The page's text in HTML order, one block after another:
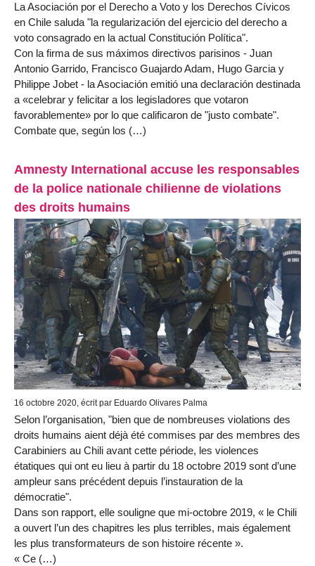
La Asociación por el Derecho a Voto y los Derechos Cívicos
en Chile saluda "la regularización del ejercicio del derecho a
voto consagrado en la actual Constitución Política".
Con la firma de sus máximos directivos parisinos - Juan
Antonio Garrido, Francisco Guajardo Adam, Hugo Garcia y
Philippe Jobet - la Asociación emitió una declaración destinada
a «celebrar y felicitar a los legisladores que votaron
favorablemente» por lo que calificaron de "justo combate".
Combate que, según los (…)
Amnesty International accuse les responsables
de la police nationale chilienne de violations
des droits humains
16 octobre 2020, écrit par Eduardo Olivares Palma
Selon l’organisation, "bien que de nombreuses violations des
droits humains aient déjà été commises par des membres des
Carabiniers au Chili avant cette période, les violences
étatiques qui ont eu lieu à partir du 18 octobre 2019 sont d’une
ampleur sans précédent depuis l’instauration de la
démocratie".
Dans son rapport, elle souligne que mi-octobre 2019, « le Chili
a ouvert l’un des chapitres les plus terribles, mais également
les plus transformateurs de son histoire récente ».
« Ce (…)